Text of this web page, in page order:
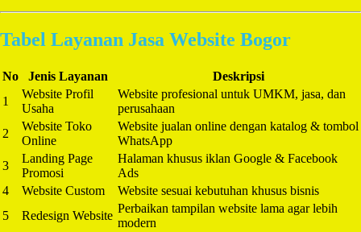
Tabel Layanan Jasa Website Bogor
No Jenis Layanan
Deskripsi
1
Website Profil
Usaha
Website profesional untuk UMKM, jasa, dan
perusahaan
2
Website Toko
Online
Website jualan online dengan katalog & tombol
WhatsApp
3
Landing Page
Promosi
Halaman khusus iklan Google & Facebook
Ads
4
Website Custom
Website sesuai kebutuhan khusus bisnis
5
Redesign Website
Perbaikan tampilan website lama agar lebih
modern